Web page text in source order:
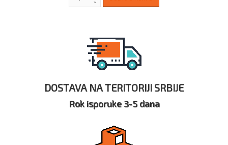
DOSTAVA NA TERITORIJI SRBIJE
Rok isporuke 3-5 dana